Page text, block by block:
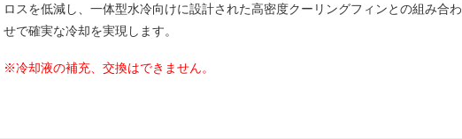
ロスを低減し、一体型水冷向けに設計された高密度クーリングフィンとの組み合わ
せで確実な冷却を実現します。
※冷却液の補充、交換はできません。